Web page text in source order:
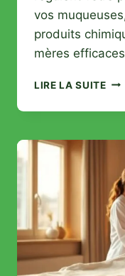
vos
produits
mères
LIRE LA SUITE
LES
DE